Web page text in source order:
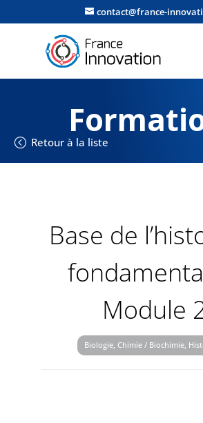
contact@france-
Retour à la liste
Base de
Module
Biologie, Chimie / Biochimie,